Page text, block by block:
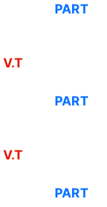
PART
V.T
PART
V.T
PART